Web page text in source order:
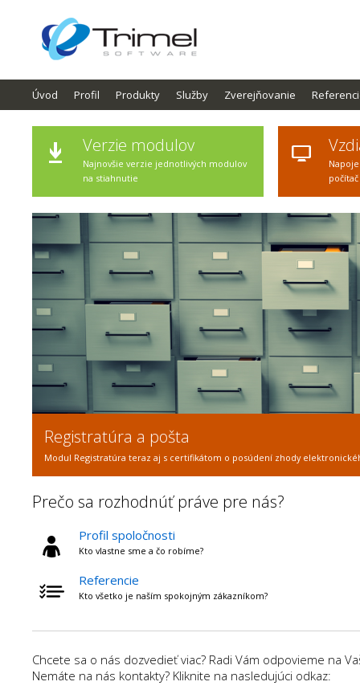
Úvod Profil Produkty Služby Zverejňovanie
Verzie modulov
Najnovšie verzie jednotlivých modulov
na stiahnutie
Zverejňovanie dokumentov
Automatizované zverejňovanie zmlúv, faktúr a objednávok na Vašej
Prečo sa rozhodnúť práve pre nás?
Profil spoločnosti
Kto vlastne sme a čo robíme?
Referencie
Kto všetko je naším spokojným zákazníkom?
Chcete sa o nás dozvedieť viac? Radi Vám odpovieme na
Nemáte na nás kontakty? Kliknite na nasledujúci odkaz: